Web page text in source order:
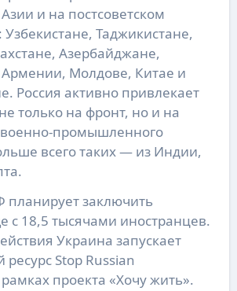
и на постсоветском
Узбекистане, Таджикистане,
Азербайджане,
Армении, Молдове, Китае и
Россия активно привлекает
только на фронт, но и на
промышленного
всего таких — из Индии,
планирует заключить
с 18,5 тысячами иностранцев.
Украина запускает
Stop Russian
проекта «Хочу жить».